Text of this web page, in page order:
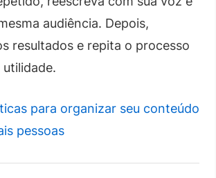
audiência. Depois,
resultados e repita o processo
para organizar seu conteúdo
pessoas